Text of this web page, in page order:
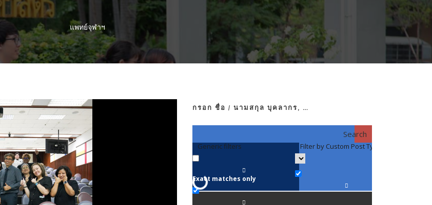
แพทย์จุฬาฯ
กรอก ชื่อ / นามสกุล บุคลากร, …
Search
Generic filters
Exact matches only
Filter by Custom Post Type